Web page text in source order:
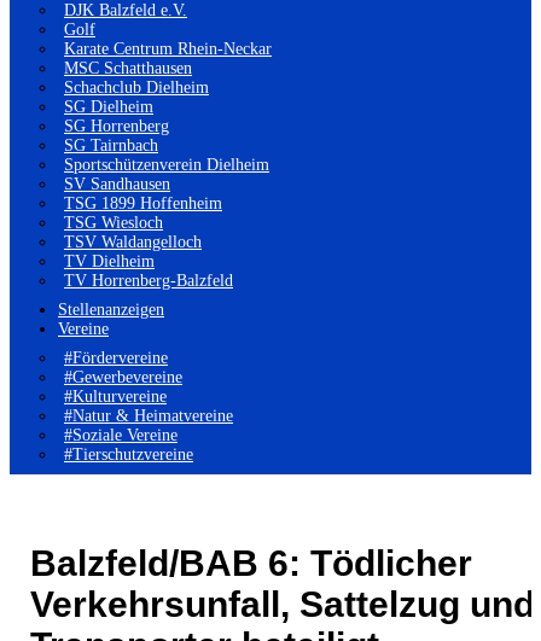
DJK Balzfeld e.V.
Golf
Karate Centrum Rhein-Neckar
MSC Schatthausen
Schachclub Dielheim
SG Dielheim
SG Horrenberg
SG Tairnbach
Sportschützenverein Dielheim
SV Sandhausen
TSG 1899 Hoffenheim
TSG Wiesloch
TSV Waldangelloch
TV Dielheim
TV Horrenberg-Balzfeld
Stellenanzeigen
Vereine
#Fördervereine
#Gewerbevereine
#Kulturvereine
#Natur & Heimatvereine
#Soziale Vereine
#Tierschutzvereine
Balzfeld/BAB 6: Tödlicher
Verkehrsunfall, Sattelzug und